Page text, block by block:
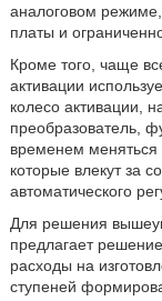
аналоговом
платы и
Кроме того, чаще
активации
колесо активации,
преобразователь,
временем
которые влекут за
автоматического
Для решения
предлагает
расходы на
ступеней